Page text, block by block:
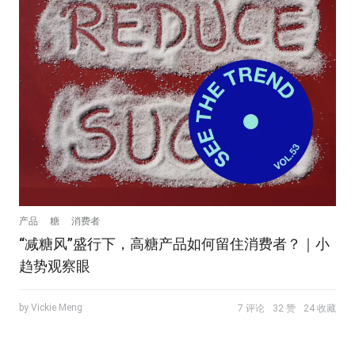
产品 糖 消费者
“减糖风”盛行下，高糖产品如何留住消费者？｜小
趋势观察眼
by Vickie Meng 7 评论 32 赞 24 收藏